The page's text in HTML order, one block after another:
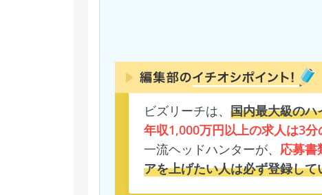
ビズリーチは、 国内最大級のハ
年収1,000万円以上の求人は3分
一流ヘッドハンターが、 応募書
アを上げたい人は必ず登録し